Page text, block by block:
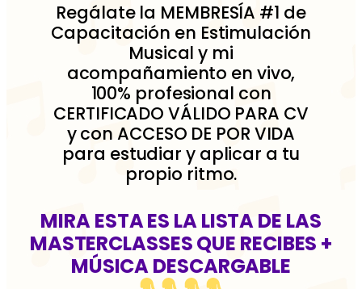
Regálate la MEMBRESÍA #1 de
Capacitación en Estimulación
Musical y mi
acompañamiento en vivo,
100% profesional con
CERTIFICADO VÁLIDO PARA CV
y con ACCESO DE POR VIDA
para estudiar y aplicar a tu
propio ritmo.
MIRA ESTA ES LA LISTA DE LAS
MASTERCLASSES QUE RECIBES +
MÚSICA DESCARGABLE